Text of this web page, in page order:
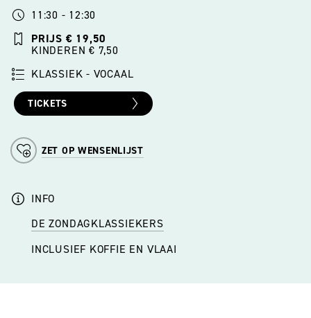
11:30 - 12:30
PRIJS € 19,50
KINDEREN € 7,50
KLASSIEK - VOCAAL
TICKETS
ZET OP WENSENLIJST
INFO
DE ZONDAGKLASSIEKERS
INCLUSIEF KOFFIE EN VLAAI